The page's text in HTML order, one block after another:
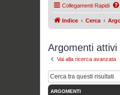
Collegamenti Rapidi
Indice Cerca
Argomenti attivi
Vai alla ricerca avanzata
ARGOMENTI